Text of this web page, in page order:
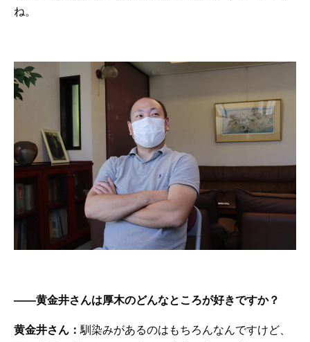
ね。
——黄金井さんは厚木のどんなところが好きですか？
黄金井さん： 馴染みがあるのはもちろんなんですけど、